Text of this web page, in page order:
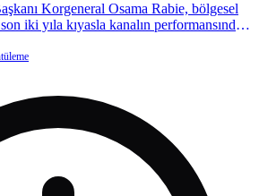
Korgeneral Osama Rabie, bölgesel
iki yıla kıyasla kanalın performansında